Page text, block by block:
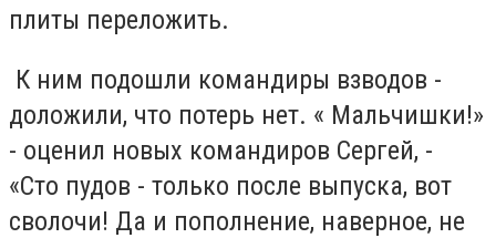
плиты переложить.
К ним подошли командиры взводов -
доложили, что потерь нет. « Мальчишки!»
- оценил новых командиров Сергей, -
«Сто пудов - только после выпуска, вот
сволочи! Да и пополнение, наверное, не